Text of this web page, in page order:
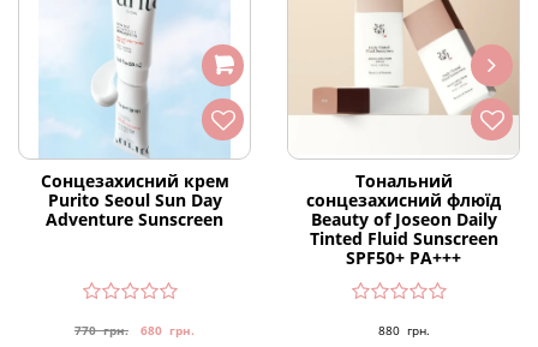
Сонцезахисний крем
Purito Seoul Sun Day
Adventure Sunscreen
770грн. 680 грн.
Тональний
сонцезахисний флюїд
Beauty of Joseon Daily
Tinted Fluid Sunscreen
SPF50+ PA+++
880 грн.